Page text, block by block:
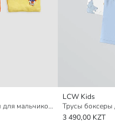
Печатные трусы-боксеры для мальчиков, комплект из 3 штук
LCW Kids
3 490,00 KZT